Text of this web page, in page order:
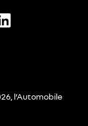
l’Automobile